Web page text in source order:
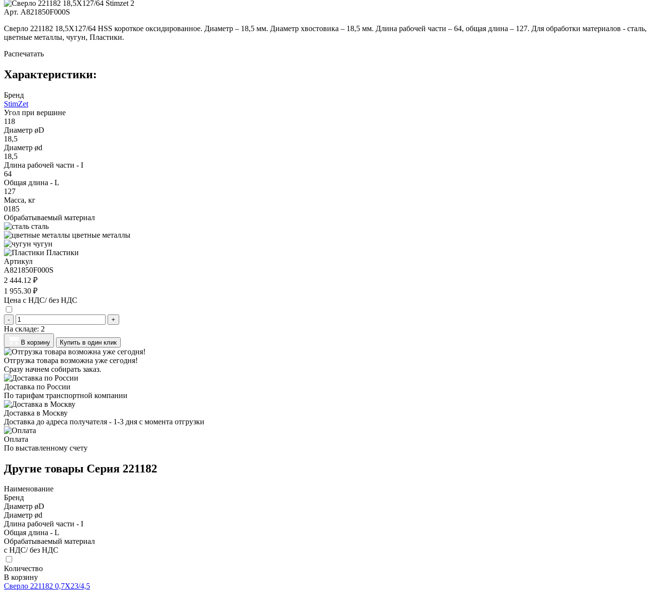
Арт. A821850F000S
Сверло 221182 18,5X127/64 HSS короткое оксидированное. Диаметр – 18,5 мм. Диаметр хвостовика – 18,5 мм. Длина рабочей части – 64, общая длина – 127. Для обработки материалов - сталь,
цветные металлы, чугун, Пластики.
Распечатать
Характеристики:
Бренд
StimZet
Угол при вершине
118
Диаметр øD
18,5
Диаметр ød
18,5
Длина рабочей части - I
64
Общая длина - L
127
Масса, кг
0185
Обрабатываемый материал
сталь
цветные металлы
чугун
Пластики
Артикул
A821850F000S
2 444.12 ₽
1 955.30 ₽
Цена с НДС/ без НДС
- +
На складе: 2
В корзину Купить в один клик
Отгрузка товара возможна уже сегодня!
Сразу начнем собирать заказ.
Доставка по России
По тарифам транспортной компании
Доставка в Москву
Доставка до адреса получателя - 1-3 дня с момента отгрузки
Оплата
По выставленному счету
Другие товары Серия 221182
Наименование
Бренд
Диаметр øD
Диаметр ød
Длина рабочей части - I
Общая длина - L
Обрабатываемый материал
с НДС/ без НДС
Количество
В корзину
Сверло 221182 0,7X23/4,5